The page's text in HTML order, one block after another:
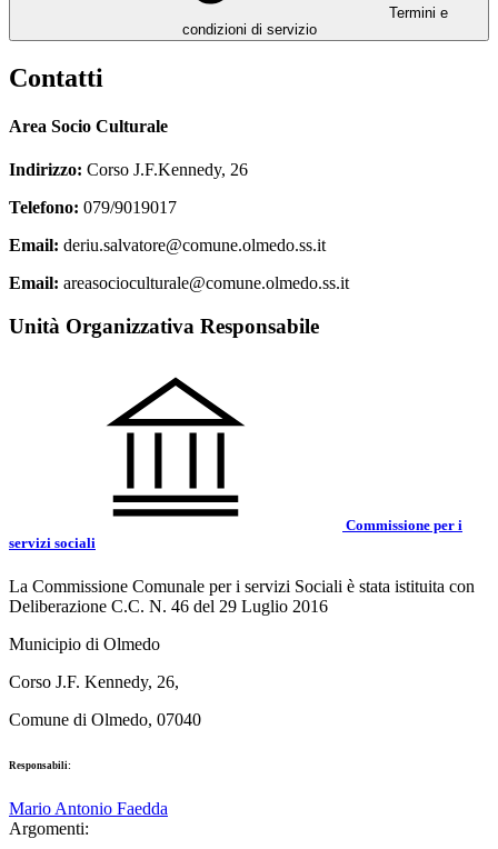
Termini e
condizioni di servizio
Contatti
Area Socio Culturale
Indirizzo: Corso J.F.Kennedy, 26
Telefono: 079/9019017
Email: deriu.salvatore@comune.olmedo.ss.it
Email: areasocioculturale@comune.olmedo.ss.it
Unità Organizzativa Responsabile
Commissione per i
servizi sociali
La Commissione Comunale per i servizi Sociali è stata istituita con
Deliberazione C.C. N. 46 del 29 Luglio 2016
Municipio di Olmedo
Corso J.F. Kennedy, 26,
Comune di Olmedo, 07040
Responsabili:
Mario Antonio Faedda
Argomenti: